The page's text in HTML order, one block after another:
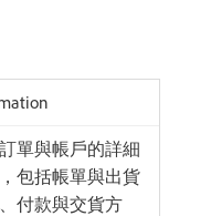
單與帳戶的詳細
包括帳單與出貨
付款與交貨方